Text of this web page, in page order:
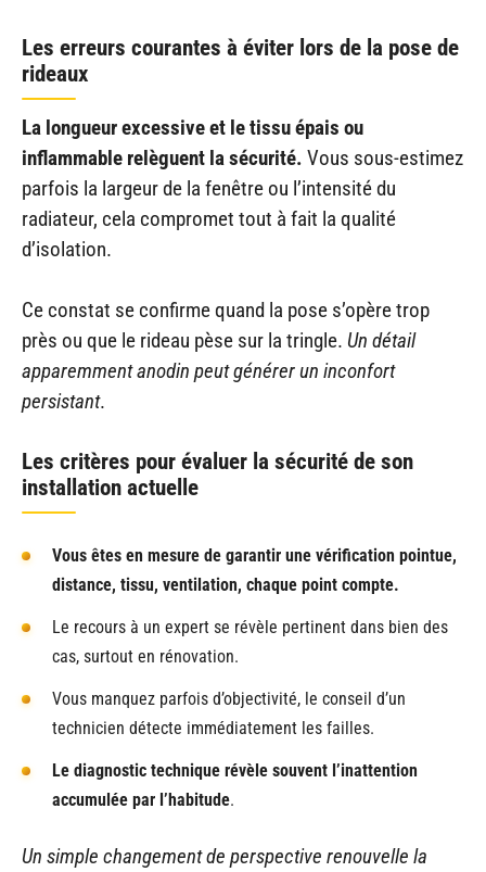
Les erreurs courantes à éviter lors de la pose de
rideaux
La longueur excessive et le tissu épais ou
inflammable relèguent la sécurité. Vous sous-estimez
parfois la largeur de la fenêtre ou l’intensité du
radiateur, cela compromet tout à fait la qualité
d’isolation.
Ce constat se confirme quand la pose s’opère trop
près ou que le rideau pèse sur la tringle. Un détail
apparemment anodin peut générer un inconfort
persistant.
Les critères pour évaluer la sécurité de son
installation actuelle
Vous êtes en mesure de garantir une vérification pointue,
distance, tissu, ventilation, chaque point compte.
Le recours à un expert se révèle pertinent dans bien des
cas, surtout en rénovation.
Vous manquez parfois d’objectivité, le conseil d’un
technicien détecte immédiatement les failles.
Le diagnostic technique révèle souvent l’inattention
accumulée par l’habitude.
Un simple changement de perspective renouvelle la